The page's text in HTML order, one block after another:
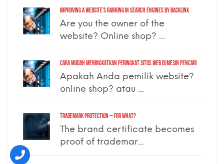
Improving a Website’s Ranking in Search Engines by Backlink
Are you the owner of the
website? Online shop? ...
Cara Mudah Meningkatkan Peringkat Situs Web di Mesin Pencari
Apakah Anda pemilik website?
online shop? atau ...
TRADEMARK PROTECTION – for what?
The brand certificate becomes
proof of trademar...